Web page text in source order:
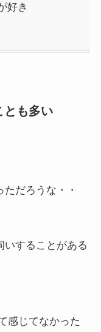
好き
とも多い
だろうな・・
いすることがある
感じてなかった